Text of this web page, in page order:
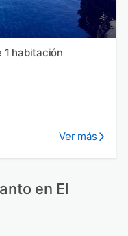
1 habitación
Ver más
en El